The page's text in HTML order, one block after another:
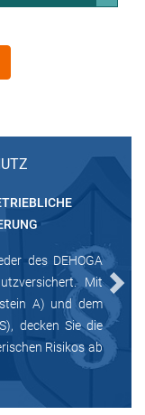
des DEHOGA
Mit
A) und dem
decken Sie die
Risikos ab
Next